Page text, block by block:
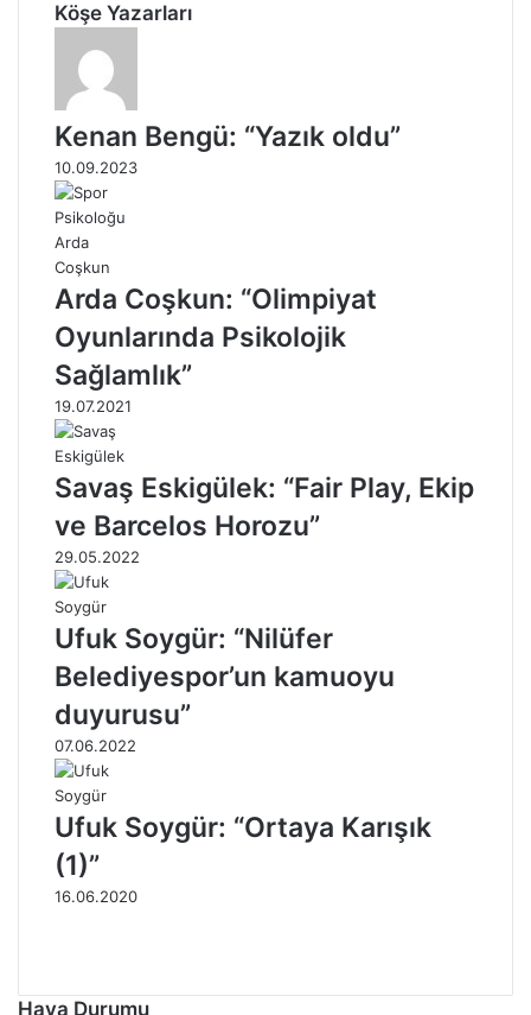
Köşe Yazarları
Kenan Bengü: “Yazık oldu”
10.09.2023
Arda Coşkun: “Olimpiyat
Oyunlarında Psikolojik
Sağlamlık”
19.07.2021
Savaş Eskigülek: “Fair Play, Ekip
ve Barcelos Horozu”
29.05.2022
Ufuk Soygür: “Nilüfer
Belediyespor’un kamuoyu
duyurusu”
07.06.2022
Ufuk Soygür: “Ortaya Karışık
(1)”
16.06.2020
Hava Durumu